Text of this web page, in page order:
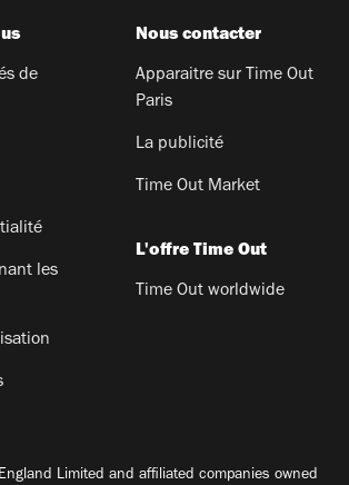
de
les
Nous contacter
Apparaitre sur Time Out
Paris
La publicité
Time Out Market
L'offre Time Out
Time Out worldwide
Limited and affiliated companies owned